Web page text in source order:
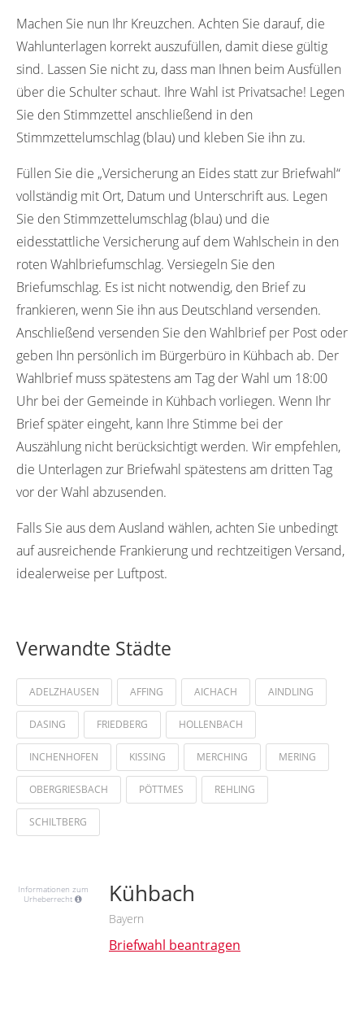
Machen Sie nun Ihr Kreuzchen. Achten Sie darauf, die
Wahlunterlagen korrekt auszufüllen, damit diese gültig
sind. Lassen Sie nicht zu, dass man Ihnen beim Ausfüllen
über die Schulter schaut. Ihre Wahl ist Privatsache! Legen
Sie den Stimmzettel anschließend in den
Stimmzettelumschlag (blau) und kleben Sie ihn zu.
Füllen Sie die „Versicherung an Eides statt zur Briefwahl“
vollständig mit Ort, Datum und Unterschrift aus. Legen
Sie den Stimmzettelumschlag (blau) und die
eidesstattliche Versicherung auf dem Wahlschein in den
roten Wahlbriefumschlag. Versiegeln Sie den
Briefumschlag. Es ist nicht notwendig, den Brief zu
frankieren, wenn Sie ihn aus Deutschland versenden.
Anschließend versenden Sie den Wahlbrief per Post oder
geben Ihn persönlich im Bürgerbüro in Kühbach ab. Der
Wahlbrief muss spätestens am Tag der Wahl um 18:00
Uhr bei der Gemeinde in Kühbach vorliegen. Wenn Ihr
Brief später eingeht, kann Ihre Stimme bei der
Auszählung nicht berücksichtigt werden. Wir empfehlen,
die Unterlagen zur Briefwahl spätestens am dritten Tag
vor der Wahl abzusenden.
Falls Sie aus dem Ausland wählen, achten Sie unbedingt
auf ausreichende Frankierung und rechtzeitigen Versand,
idealerweise per Luftpost.
Verwandte Städte
ADELZHAUSEN AFFING AICHACH AINDLING
DASING FRIEDBERG HOLLENBACH
INCHENHOFEN KISSING MERCHING MERING
OBERGRIESBACH PÖTTMES REHLING
SCHILTBERG
Informationen zum
Urheberrecht
Kühbach
Bayern
Briefwahl beantragen